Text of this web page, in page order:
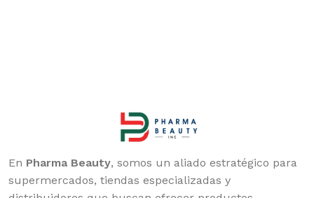
En Pharma Beauty, somos un aliado estratégico para
supermercados, tiendas especializadas y